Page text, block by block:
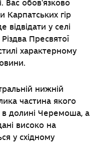
Вас обов'язково
Карпатських гір
відвідати у селі
Пресвятої
характерному
нижній
частина якого
в долині Черемоша, а
високо на
у східному